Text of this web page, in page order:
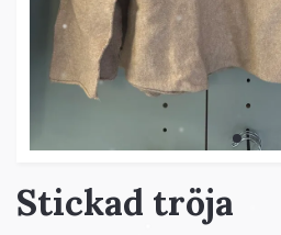
Stickad tröja